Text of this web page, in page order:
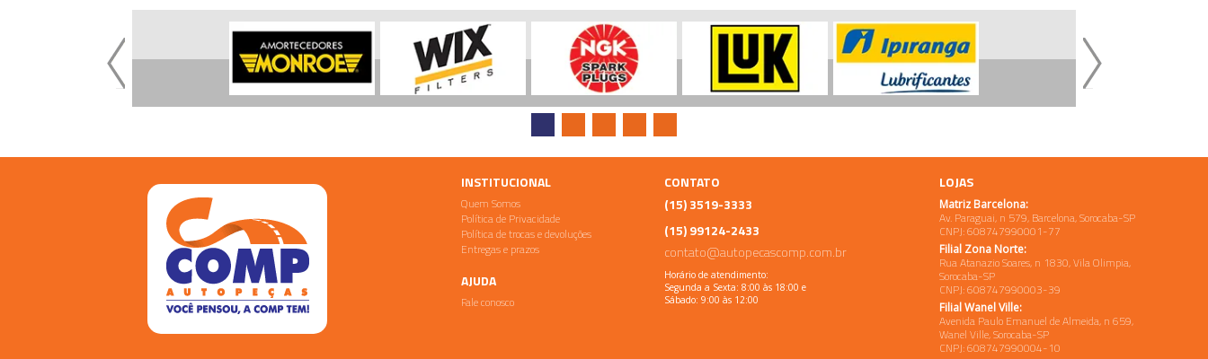
INSTITUCIONAL
Quem Somos
Política de Privacidade
Política de trocas e devoluções
Entregas e prazos
AJUDA
Fale conosco
CONTATO
(15) 3519-3333
(15) 99124-2433
contato@autopecascomp.com.br
Horário de atendimento:
Segunda a Sexta: 8:00 às 18:00 e
Sábado: 9:00 às 12:00
LOJAS
Matriz Barcelona:
Av. Paraguai, n 579, Barcelona, Sorocaba-SP
CNPJ: 608747990001-77
Filial Zona Norte:
Rua Atanazio Soares, n 1830, Vila Olimpia,
Sorocaba-SP
CNPJ: 608747990003-39
Filial Wanel Ville:
Avenida Paulo Emanuel de Almeida, n 659,
Wanel Ville, Sorocaba-SP
CNPJ: 608747990004-10